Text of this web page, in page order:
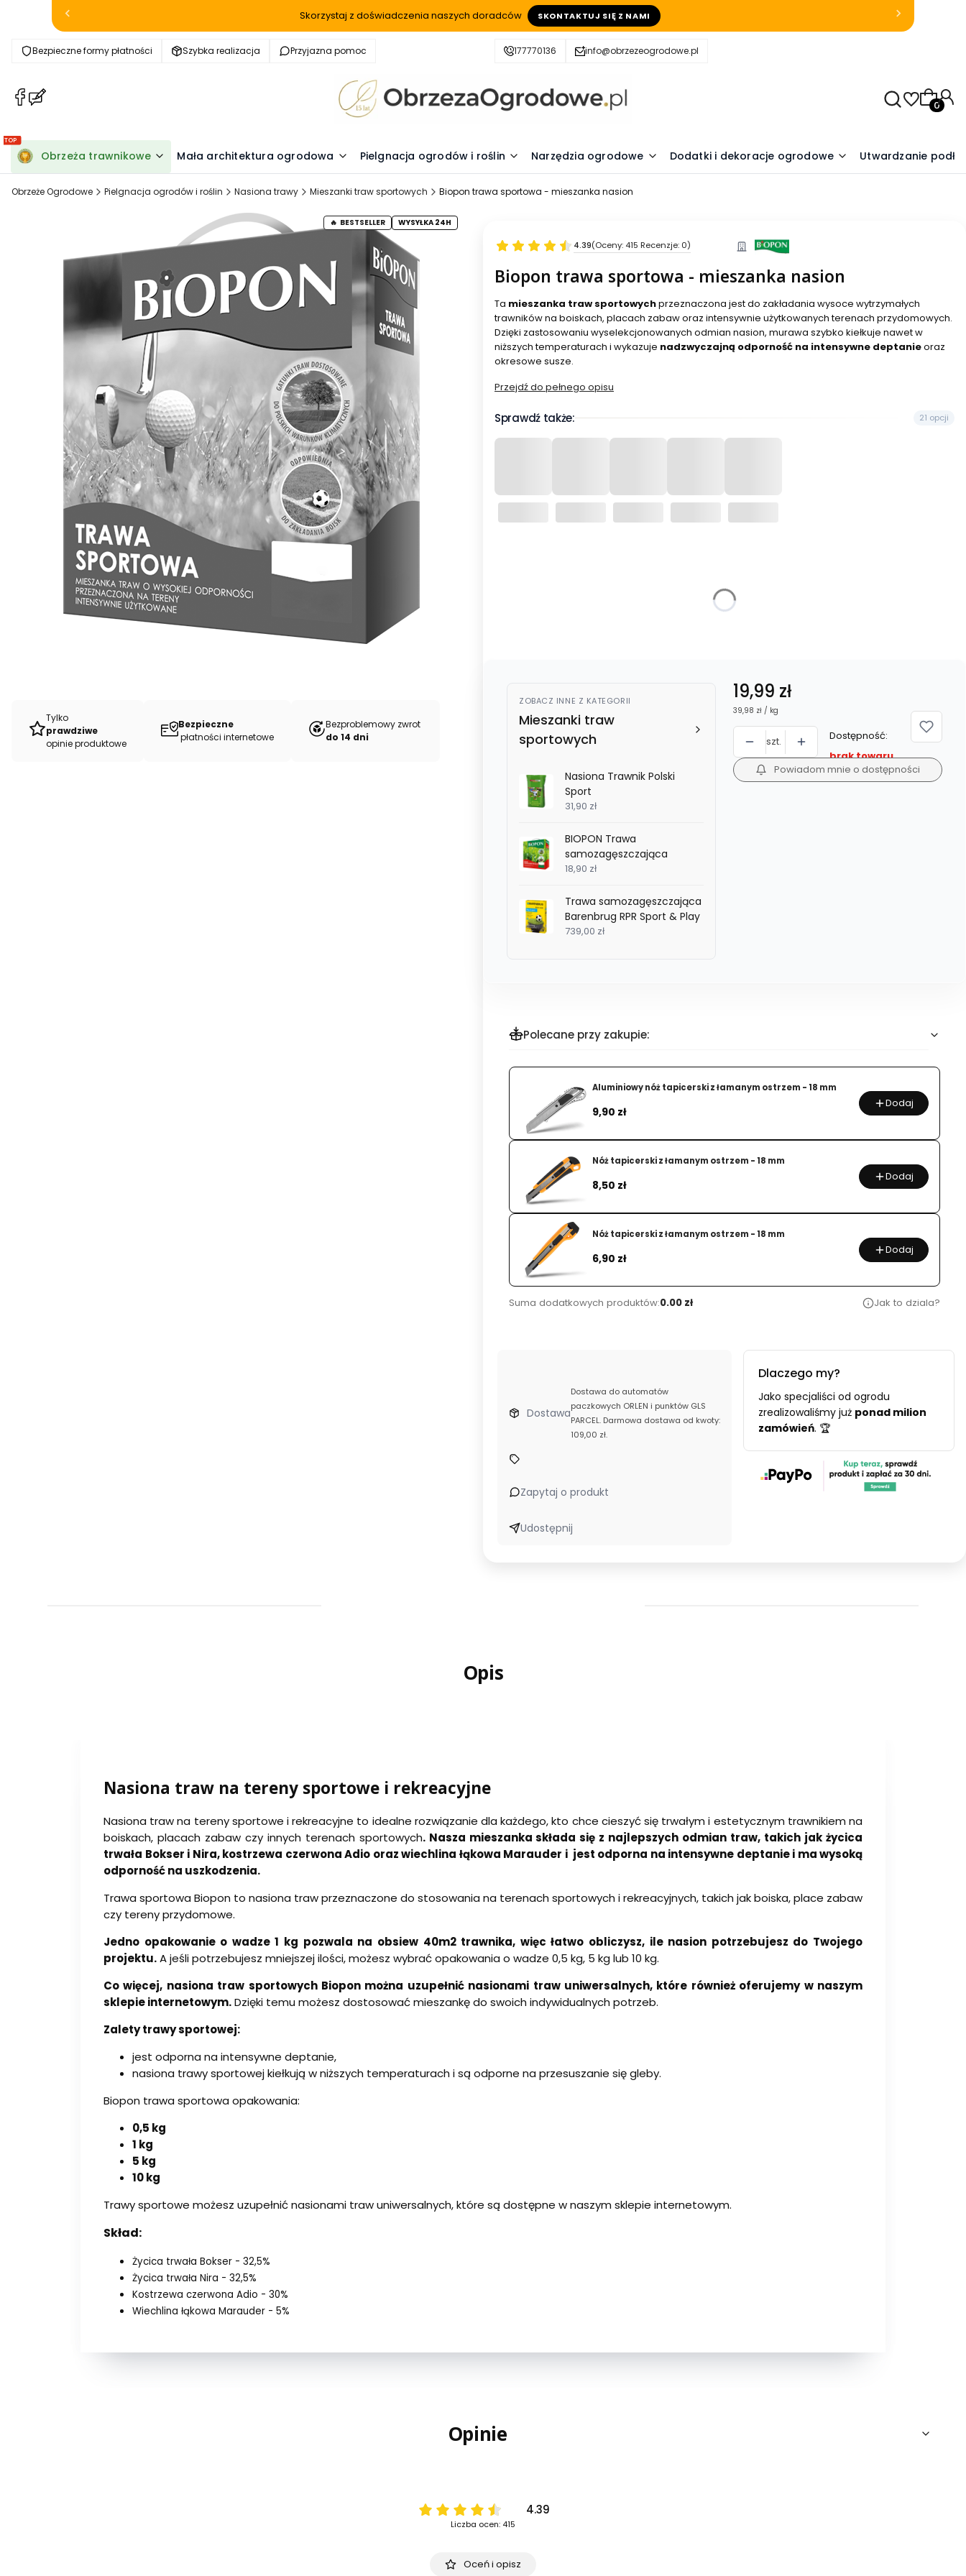
Skorzystaj z doświadczenia naszych doradców SKONTAKTUJ SIĘ Z NAMI
Bezpieczne formy płatności Szybka realizacja Przyjazna pomoc 177770136 info@obrzezeogrodowe.pl
(Otwiera
nowej
karcie)
(Otwiera
karcie)
Obrzeża trawnikowe Mała architektura ogrodowa Pielgnacja ogrodów i roślin Narzędzia ogrodowe Dodatki i dekoracje ogrodowe Utwardzanie
Obrzeże Ogrodowe Pielgnacja ogrodów i roślin Nasiona trawy Mieszanki traw sportowych Biopon trawa sportowa - mieszanka nasion
Tylko
prawdziwe
opinie produktowe
Bezpieczne
płatności internetowe
Bezproblemowy zwrot
do 14 dni
BESTSELLER WYSYŁKA 24H
4.39(Oceny: 415 Recenzje: 0)
Biopon trawa sportowa - mieszanka nasion
Ta mieszanka traw sportowychprzeznaczona jest do zakładania wysoce wytrzymałych
trawników na boiskach, placach zabaw oraz intensywnie użytkowanych terenach przydomowych.
Dzięki zastosowaniu wyselekcjonowanych odmian nasion, murawa szybko kiełkuje nawet w
niższych temperaturach i wykazuje nadzwyczajną odporność na intensywne deptanieoraz
okresowe susze.
Przejdź do pełnego opisu
Sprawdź także: 21 opcji
ZOBACZ INNE Z KATEGORII
Mieszanki traw
sportowych
Nasiona Trawnik Polski
Sport
31,90 zł
BIOPON Trawa
samozagęszczająca
18,90 zł
Trawa samozagęszczająca
Barenbrug RPR Sport & Play
739,00 zł
Cena
19,99 zł
39,98 zł / kg
szt.
Dostępność:
brak towaru
Powiadom mnie o dostępności
Polecane przy zakupie:
Aluminiowy nóż tapicerski z łamanym ostrzem - 18 mm
Cena
9,90 zł
Dodaj
Nóż tapicerski z łamanym ostrzem - 18 mm
Cena
8,50 zł
Dodaj
Nóż tapicerski z łamanym ostrzem - 18 mm
Cena
6,90 zł
Dodaj
Suma dodatkowych produktów:0.00 zł Jak to dziala?
Dostawaod
8,99 zł
-
Automaty
Dostawa do automatów
paczkowych ORLEN i punktów GLS
PARCEL. Darmowa dostawa od kwoty:
109,00 zł.
Zapytaj o produkt
Udostępnij
Dlaczego my?
Jako specjaliści od ogrodu
zrealizowaliśmy już ponad milion
zamówień. 🏆
Opis
Nasiona traw na tereny sportowe i rekreacyjne
Nasiona traw na tereny sportowe i rekreacyjne to idealne rozwiązanie dla każdego, kto chce cieszyć się trwałym i estetycznym trawnikiem na
boiskach, placach zabaw czy innych terenach sportowych. Nasza mieszanka składa się z najlepszych odmian traw, takich jak życica
trwała Bokser i Nira, kostrzewa czerwona Adio oraz wiechlina łąkowa Marauder i jest odporna na intensywne deptanie i ma wysoką
odporność na uszkodzenia.
Trawa sportowa Biopon to nasiona traw przeznaczone do stosowania na terenach sportowych i rekreacyjnych, takich jak boiska, place zabaw
czy tereny przydomowe.
Jedno opakowanie o wadze 1 kg pozwala na obsiew 40m2 trawnika, więc łatwo obliczysz, ile nasion potrzebujesz do Twojego
projektu.A jeśli potrzebujesz mniejszej ilości, możesz wybrać opakowania o wadze 0,5 kg, 5 kg lub 10 kg.
Co więcej, nasiona traw sportowych Biopon można uzupełnić nasionami traw uniwersalnych, które również oferujemy w naszym
sklepie internetowym.Dzięki temu możesz dostosować mieszankę do swoich indywidualnych potrzeb.
Zalety trawy sportowej:
jest odporna na intensywne deptanie,
nasiona trawy sportowej kiełkują w niższych temperaturach i są odporne na przesuszanie się gleby.
Biopon trawa sportowa opakowania:
0,5 kg
1 kg
5 kg
10 kg
Trawy sportowe możesz uzupełnić nasionami traw uniwersalnych, które są dostępne w naszym sklepie internetowym.
Skład:
Życica trwała Bokser - 32,5%
Życica trwała Nira - 32,5%
Kostrzewa czerwona Adio - 30%
Wiechlina łąkowa Marauder - 5%
Opinie
4.39
Liczba ocen: 415
Oceń i opisz